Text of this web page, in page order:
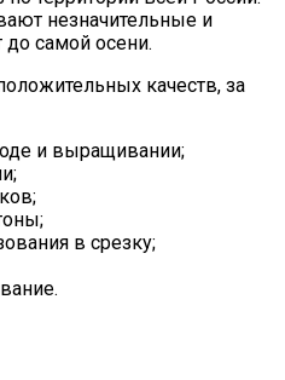
незначительные и
до самой осени.
качеств, за
и выращивании;
в срезку;